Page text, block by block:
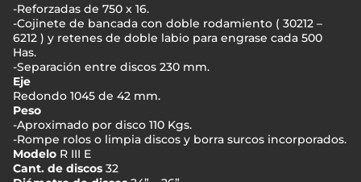
-Reforzadas de 750 x 16.
-Cojinete de bancada con doble rodamiento ( 30212 –
6212 ) y retenes de doble labio para engrase cada 500
Has.
-Separación entre discos 230 mm.
Eje
Redondo 1045 de 42 mm.
Peso
-Aproximado por disco 110 Kgs.
-Rompe rolos o limpia discos y borra surcos incorporados.
Modelo R III E
Cant. de discos 32